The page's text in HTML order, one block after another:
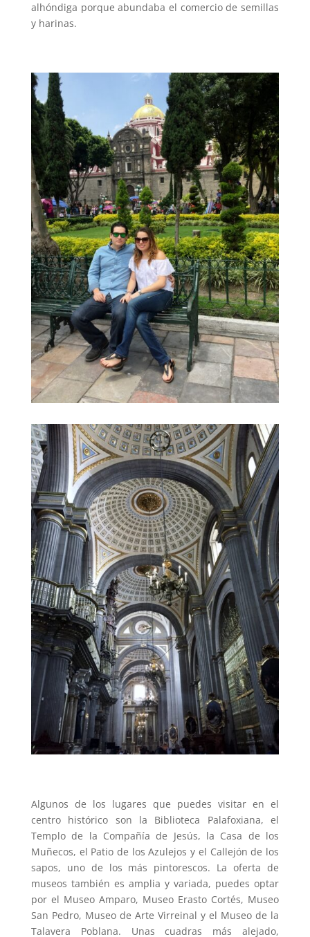
alhóndiga porque abundaba el comercio de semillas
y harinas.
Algunos de los lugares que puedes visitar en el
centro histórico son la Biblioteca Palafoxiana, el
Templo de la Compañía de Jesús, la Casa de los
Muñecos, el Patio de los Azulejos y el Callejón de los
sapos, uno de los más pintorescos. La oferta de
museos también es amplia y variada, puedes optar
por el Museo Amparo, Museo Erasto Cortés, Museo
San Pedro, Museo de Arte Virreinal y el Museo de la
Talavera Poblana. Unas cuadras más alejado,